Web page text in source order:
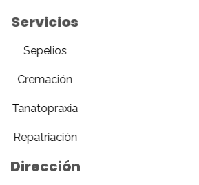
Servicios
Sepelios
Cremación
Tanatopraxia
Repatriación
Dirección